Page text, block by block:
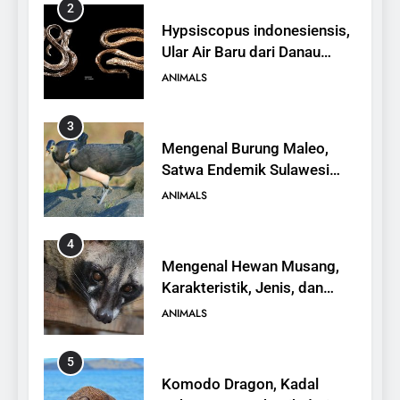
2
Hypsiscopus indonesiensis,
Ular Air Baru dari Danau
Towuti
ANIMALS
3
Mengenal Burung Maleo,
Satwa Endemik Sulawesi
yang Terancam Punah
ANIMALS
4
Mengenal Hewan Musang,
Karakteristik, Jenis, dan
Peran dalam Ekosistem
ANIMALS
5
Komodo Dragon, Kadal